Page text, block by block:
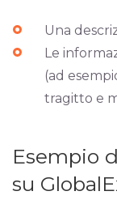
Una
Le
(ad
tragitto e
Esempio
su